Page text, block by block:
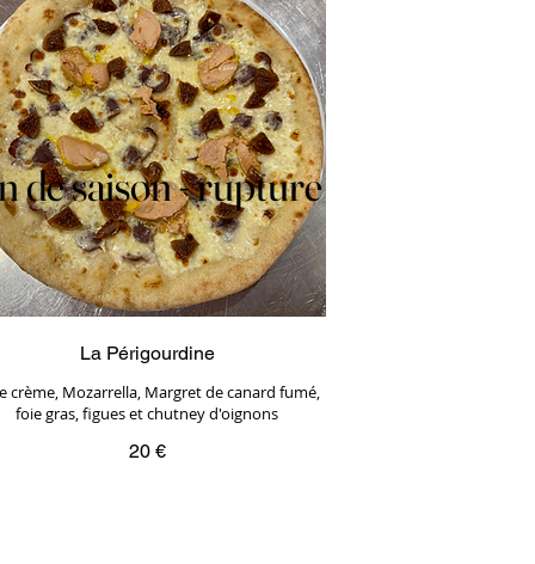
La Périgourdine
crème, Mozarrella, Margret de canard fumé,
foie gras, figues et chutney d'oignons
20 €
de saison - rupture
de saison - rupture